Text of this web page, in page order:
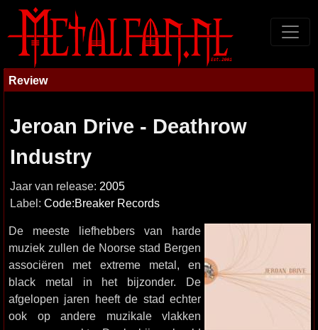
Review
Jeroan Drive - Deathrow
Industry
Jaar van release: 2005
Label: Code:Breaker Records
De meeste liefhebbers van harde
muziek zullen de Noorse stad Bergen
associëren met extreme metal, en
black metal in het bijzonder. De
afgelopen jaren heeft de stad echter
ook op andere muzikale vlakken